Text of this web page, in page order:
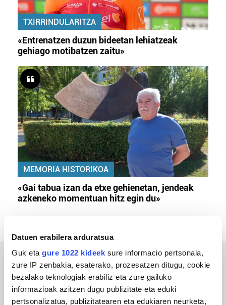
Datuen erabilera arduratsua
Guk eta gure 1022 kideek sure informacio pertsonala,
zure IP zenbakia, esaterako, prozesatzen ditugu, cookie
bezalako teknologiak erabiliz eta zure gailuko
informazioak azitzen dugu publizitate eta eduki
pertsonalizatua, publizitatearen eta edukiaren neurketa,
TXIRRINDULARITZA
«Entrenatzen duzun bideetan lehiatzeak
gehiago motibatzen zaitu»
MEMORIA HISTORIKOA
«Gai tabua izan da etxe gehienetan, jendeak
azkeneko momentuan hitz egin du»
ERREPORTAJEAK